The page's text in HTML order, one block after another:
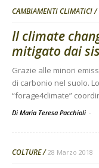
CAMBIAMENTI CLIMATICI
Il climate
mitigato dai
Grazie alle minori
di carbonio nel suolo.
“forage4climate”
Di Maria Teresa Pacchioli -
COLTURE 28 Marzo 2018